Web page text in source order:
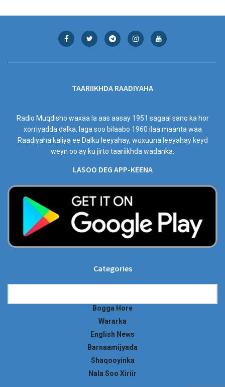
TAARIIKHDA RAADIYAHA
Radio Muqdisho waxaa la aas aasay 1951 sagaal sano ka hor
xorriyadda dalka, laga soo bilaabo 1960 ilaa maanta waa
Raadiyaha kaliya ee Dalku leeyahay, wuxuuna leeyahay keyd
weyn oo ay ku jirto taariikhda wadanka.
LASOO DEG APP-KEENA
Categories
Bogga Hore
Wararka
English News
Barnaamijyada
Shaqooyinka
Nala Soo Xiriir